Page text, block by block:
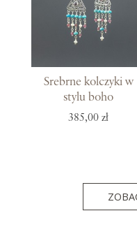
Srebrne kolczyki w
stylu boho
385,00 zł